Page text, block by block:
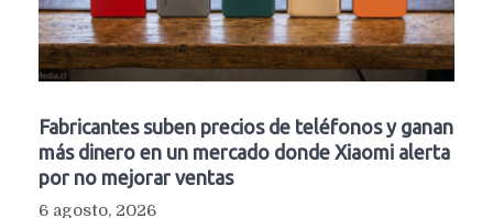
Fabricantes suben precios de teléfonos y ganan
más dinero en un mercado donde Xiaomi alerta
por no mejorar ventas
6 agosto, 2026